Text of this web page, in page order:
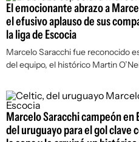
El emocionante abrazo a
el efusivo aplauso de sus
la liga de Escocia
Marcelo Saracchi fue reconocido
del equipo, el histórico Martin
Marcelo Saracchi campeón en
del uruguayo para el gol clave